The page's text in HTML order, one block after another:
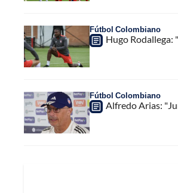
Fútbol Colombiano
Hugo Rodallega:
Fútbol Colombiano
Alfredo Arias: